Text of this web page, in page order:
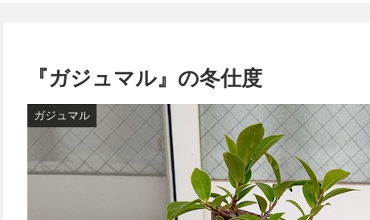
『ガジュマル』の冬仕度
ガジュマル